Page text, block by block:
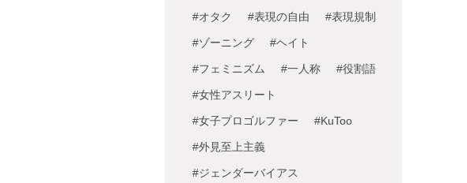
#オタク #表現の自由 #表現規制
#ゾーニング #ヘイト
#フェミニズム #一人称 #役割語
#女性アスリート
#女子プロゴルファー #KuToo
#外見至上主義
#ジェンダーバイアス